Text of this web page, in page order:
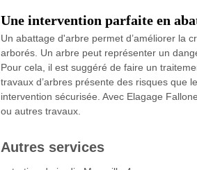
Une intervention parfaite en
Un abattage d'arbre permet d’améliorer la
arborés. Un arbre peut représenter un
Pour cela, il est suggéré de faire un
travaux d’arbres présente des risques que
intervention sécurisée. Avec Elagage
ou autres travaux.
Autres services